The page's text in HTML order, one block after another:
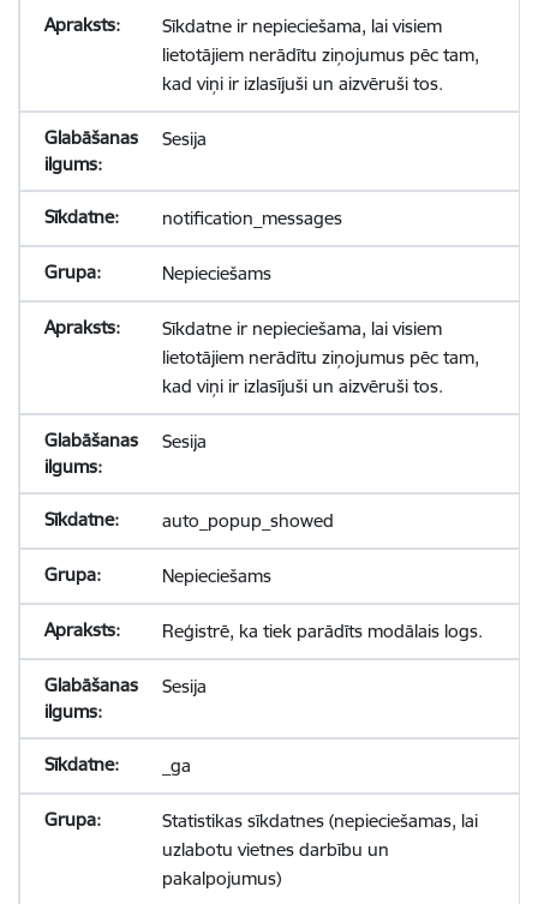
Sīkdatne ir nepieciešama, lai visiem
lietotājiem nerādītu ziņojumus pēc tam,
kad viņi ir izlasījuši un aizvēruši tos.
Sesija
notification_messages
Nepieciešams
Sīkdatne ir nepieciešama, lai visiem
lietotājiem nerādītu ziņojumus pēc tam,
kad viņi ir izlasījuši un aizvēruši tos.
Sesija
auto_popup_showed
Nepieciešams
Reģistrē, ka tiek parādīts modālais logs.
Sesija
_ga
Statistikas sīkdatnes (nepieciešamas, lai
uzlabotu vietnes darbību un
pakalpojumus)